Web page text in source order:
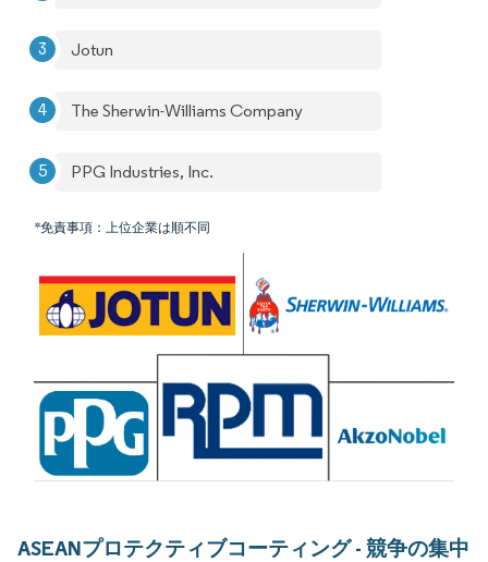
Jotun
The Sherwin-Williams Company
PPG Industries, Inc.
*免責事項：上位企業は順不同
ASEANプロテクティブコーティング - 競争の集中